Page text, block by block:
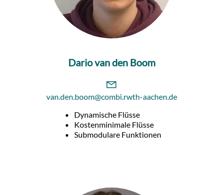
Dario van den Boom
van.den.boom@combi.rwth-aachen.de
Dynamische Flüsse
Kostenminimale Flüsse
Submodulare Funktionen